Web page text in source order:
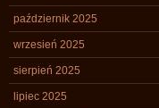
październik 2025
wrzesień 2025
sierpień 2025
lipiec 2025